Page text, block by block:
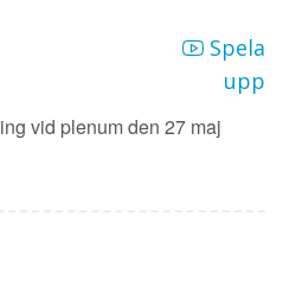
Spela
upp
vid plenum den 27 maj